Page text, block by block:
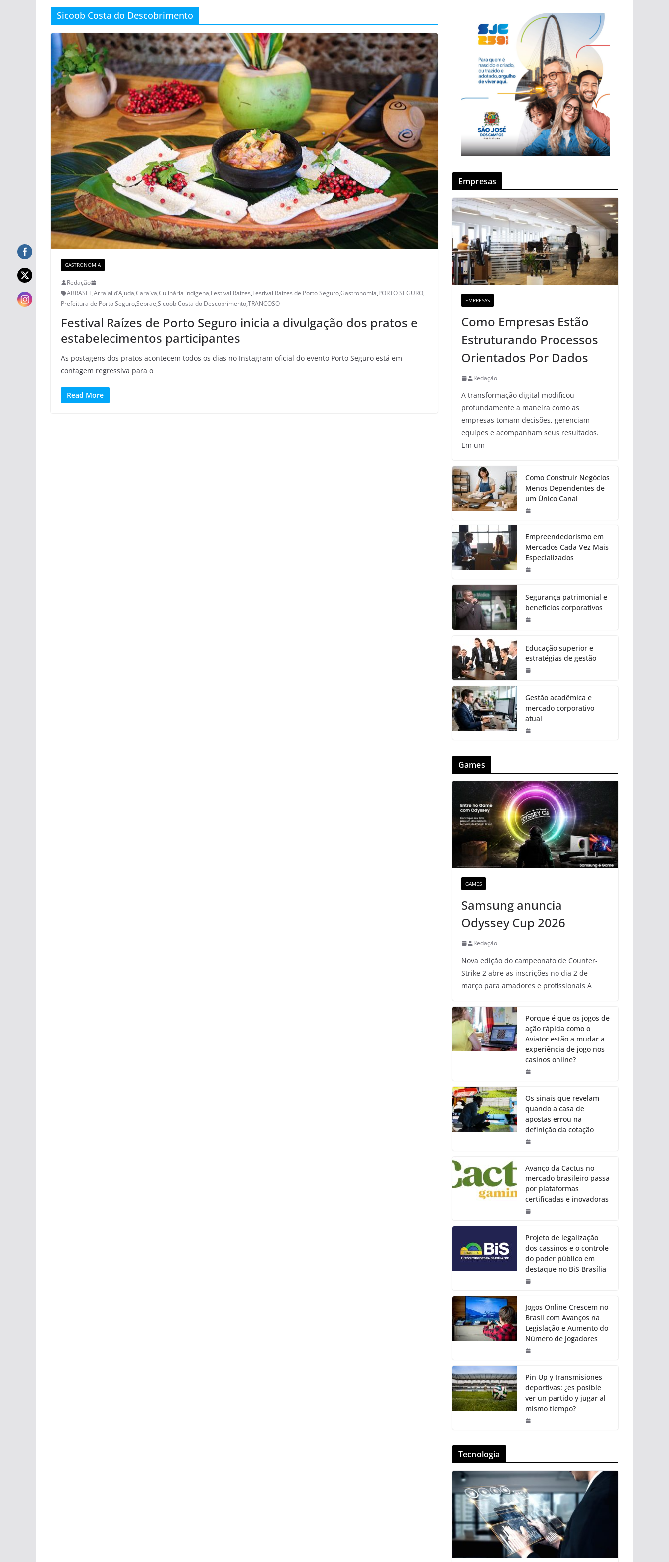
Sicoob Costa do Descobrimento
GASTRONOMIA
Redação
ABRASEL,Arraial d’Ajuda,Caraíva,Culinária indígena,Festival Raízes,Festival Raízes de Porto Seguro,Gastronomia,PORTO SEGURO,
Prefeitura de Porto Seguro,Sebrae,Sicoob Costa do Descobrimento,TRANCOSO
Festival Raízes de Porto Seguro inicia a divulgação dos pratos e
estabelecimentos participantes
As postagens dos pratos acontecem todos os dias no Instagram oficial do evento Porto Seguro está em
contagem regressiva para o
Read More
Empresas
EMPRESAS
Como Empresas Estão
Estruturando Processos
Orientados Por Dados
Redação
A transformação digital modificou
profundamente a maneira como as
empresas tomam decisões, gerenciam
equipes e acompanham seus resultados.
Em um
Como Construir Negócios
Menos Dependentes de
um Único Canal
Empreendedorismo em
Mercados Cada Vez Mais
Especializados
Segurança patrimonial e
benefícios corporativos
Educação superior e
estratégias de gestão
Gestão acadêmica e
mercado corporativo
atual
Games
GAMES
Samsung anuncia
Odyssey Cup 2026
Redação
Nova edição do campeonato de Counter-
Strike 2 abre as inscrições no dia 2 de
março para amadores e profissionais A
Porque é que os jogos de
ação rápida como o
Aviator estão a mudar a
experiência de jogo nos
casinos online?
Os sinais que revelam
quando a casa de
apostas errou na
definição da cotação
Avanço da Cactus no
mercado brasileiro passa
por plataformas
certificadas e inovadoras
Projeto de legalização
dos cassinos e o controle
do poder público em
destaque no BiS Brasília
Jogos Online Crescem no
Brasil com Avanços na
Legislação e Aumento do
Número de Jogadores
Pin Up y transmisiones
deportivas: ¿es posible
ver un partido y jugar al
mismo tiempo?
Tecnologia